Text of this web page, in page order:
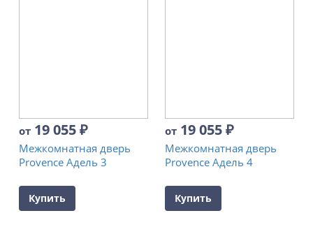
от 19 055₽
Межкомнатная дверь
Provence Адель 3
Купить
от 19 055₽
Межкомнатная дверь
Provence Адель 4
Купить